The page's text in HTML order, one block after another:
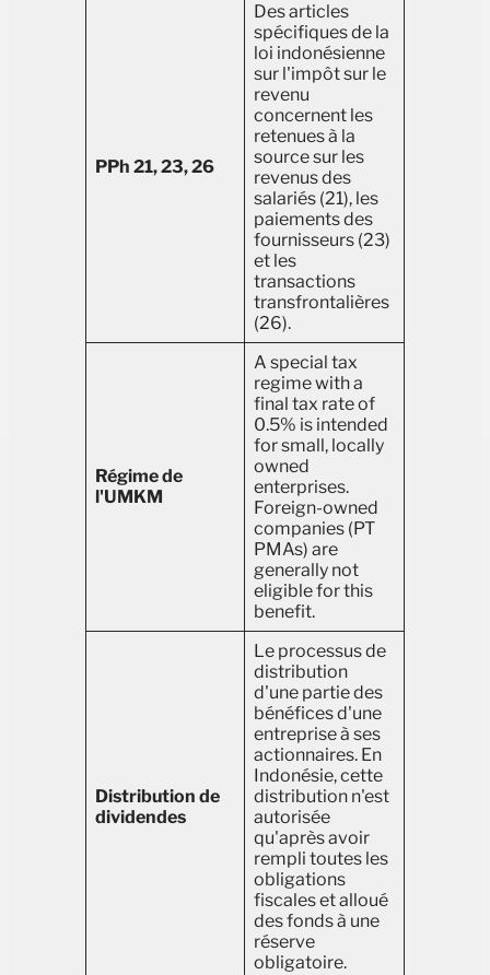
PPh 21, 23, 26
Des articles
spécifiques de la
loi indonésienne
sur l'impôt sur le
revenu
concernent les
retenues à la
source sur les
revenus des
salariés (21), les
paiements des
fournisseurs (23)
et les
transactions
transfrontalières
(26).
Régime de
l'UMKM
A special tax
regime with a
final tax rate of
0.5% is intended
for small, locally
owned
enterprises.
Foreign-owned
companies (PT
PMAs) are
generally not
eligible for this
benefit.
Distribution de
dividendes
Le processus de
distribution
d'une partie des
bénéfices d'une
entreprise à ses
actionnaires. En
Indonésie, cette
distribution n'est
autorisée
qu'après avoir
rempli toutes les
obligations
fiscales et alloué
des fonds à une
réserve
obligatoire.